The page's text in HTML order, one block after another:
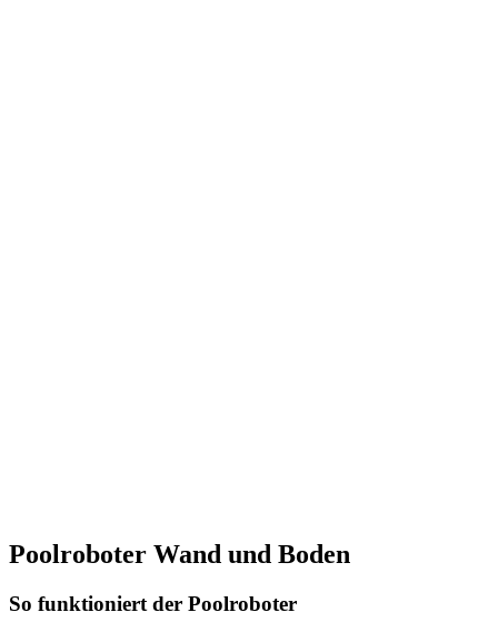
Poolroboter Wand und Boden
So funktioniert der Poolroboter